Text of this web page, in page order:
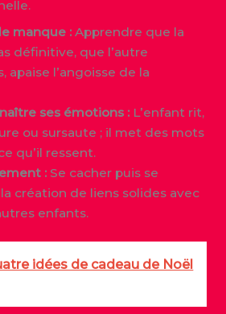
manque :Apprendre que la
définitive, que l’autre
apaise l’angoisse de la
ses émotions :L’enfant rit,
ou sursaute ; il met des mots
qu’il ressent.
:Se cacher puis se
création de liens solides avec
enfants.
idées de cadeau de Noël